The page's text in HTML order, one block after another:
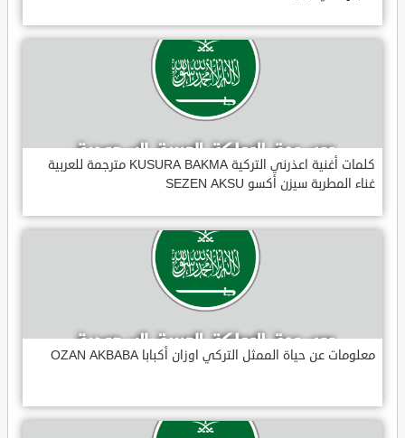
كلمات أغنية اعذرني التركية KUSURA BAKMA مترجمة للعربية
غناء المطربة سيزن أكسو SEZEN AKSU
معلومات عن حياة الممثل التركي اوزان أكبابا OZAN AKBABA